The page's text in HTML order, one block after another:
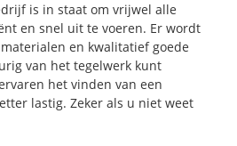
is in staat om vrijwel alle
en snel uit te voeren. Er wordt
en kwalitatief goede
van het tegelwerk kunt
het vinden van een
lastig. Zeker als u niet weet